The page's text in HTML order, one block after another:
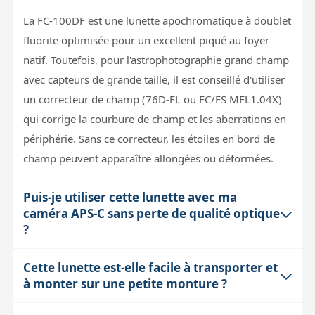
La FC-100DF est une lunette apochromatique à doublet
fluorite optimisée pour un excellent piqué au foyer
natif. Toutefois, pour l'astrophotographie grand champ
avec capteurs de grande taille, il est conseillé d'utiliser
un correcteur de champ (76D-FL ou FC/FS MFL1.04X)
qui corrige la courbure de champ et les aberrations en
périphérie. Sans ce correcteur, les étoiles en bord de
champ peuvent apparaître allongées ou déformées.
Puis-je utiliser cette lunette avec ma
caméra APS-C sans perte de qualité optique
?
Oui, la FC-100DF peut être équipée du réducteur de
focale FC-35RD, spécialement conçu pour ce tube et
Cette lunette est-elle facile à transporter et
à monter sur une petite monture ?